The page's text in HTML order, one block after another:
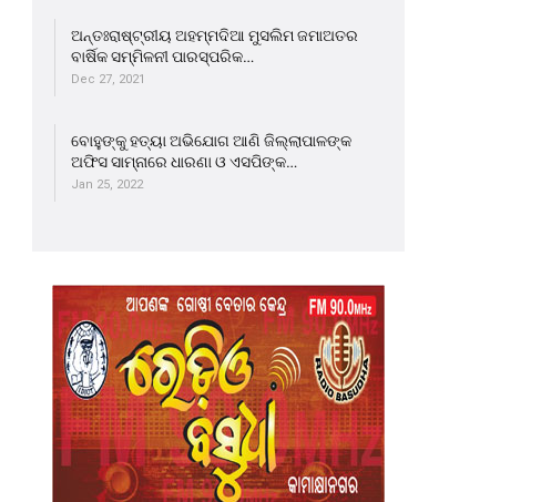
ଅନ୍ତଃରାଷ୍ଟ୍ରୀୟ ଅହମ୍ମଦିଆ ମୁସଲିମ ଜମାଅତର
ବାର୍ଷିକ ସମ୍ମିଳନୀ ପାରସ୍ପରିକ…
Dec 27, 2021
ବୋହୁଙ୍କୁ ହତ୍ୟା ଅଭିଯୋଗ ଆଣି ଜିଲ୍ଲାପାଳଙ୍କ
ଅଫିସ ସାମ୍ନାରେ ଧାରଣା ଓ ଏସପିଙ୍କ…
Jan 25, 2022